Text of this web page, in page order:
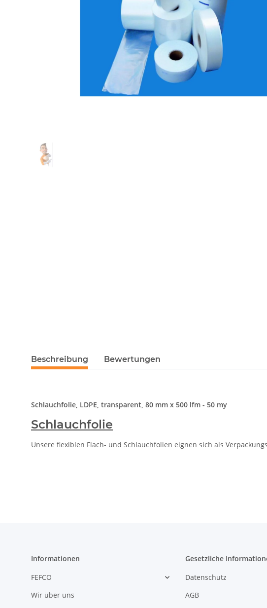
Beschreibung Bewertungen
Schlauchfolie, LDPE, transparent, 80 mm x 500 lfm - 50 my
Schlauchfolie
Unsere flexiblen Flach- und Schlauchfolien eignen sich als
Informationen
FEFCO
Wir über uns
Gesetzliche
Datenschutz
AGB